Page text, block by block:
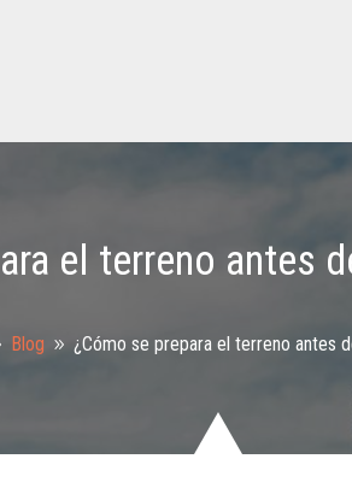
el terreno antes
Blog 9 ¿Cómo se prepara el terreno antes